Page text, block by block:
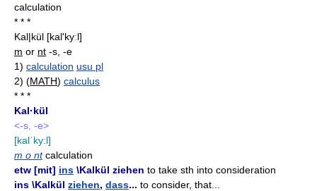
calculation
* * *
Kal|kül [kal'kyːl]
m or nt -s, -e
1) calculation usu pl
2) (MATH) calculus
* * *
Kal·kül
<-s, -e>
[kalˈky:l]
m o ntcalculation
etw [mit] ins \Kalkül ziehen to take sth into consideration
ins \Kalkül ziehen, dass... to consider, that...